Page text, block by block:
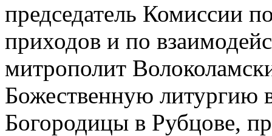
председатель Комиссии
приходов и по
митрополит
Божественную литургию
Богородицы в Рубцове,